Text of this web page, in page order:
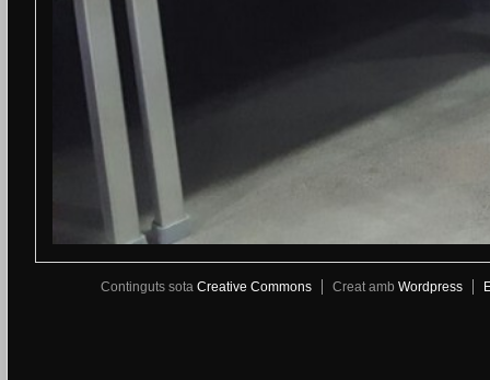
Continguts sota Creative Commons Creat amb Wordpress